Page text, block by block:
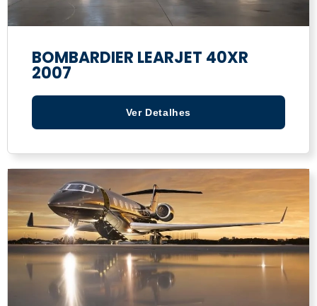
BOMBARDIER LEARJET 40XR
2007
Ver Detalhes